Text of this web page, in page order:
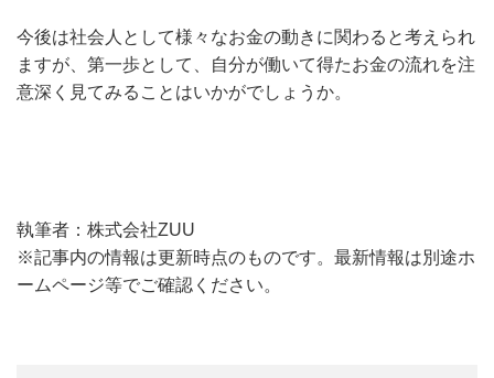
今後は社会人として様々なお金の動きに関わると考えられ
ますが、第一歩として、自分が働いて得たお金の流れを注
意深く見てみることはいかがでしょうか。
執筆者：株式会社ZUU
※記事内の情報は更新時点のものです。最新情報は別途ホ
ームページ等でご確認ください。